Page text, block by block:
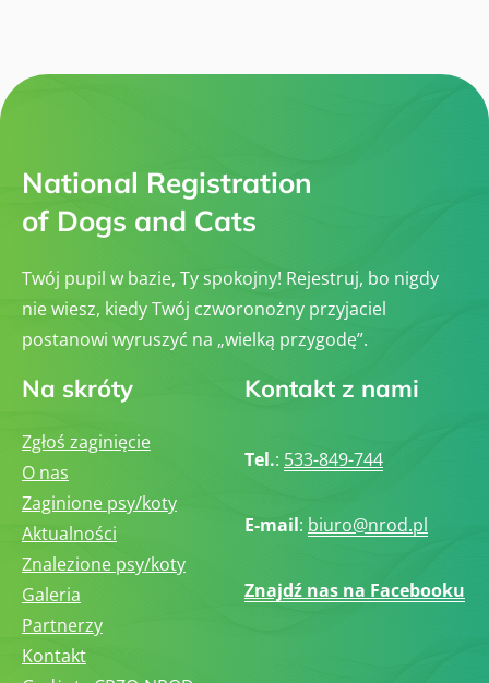
National Registration
of Dogs and Cats
Twój pupil w bazie, Ty spokojny! Rejestruj, bo nigdy
nie wiesz, kiedy Twój czworonożny przyjaciel
postanowi wyruszyć na „wielką przygodę”.
Na skróty
Zgłoś zaginięcie
O nas
Zaginione psy/koty
Aktualności
Znalezione psy/koty
Galeria
Partnerzy
Kontakt
Kontakt z nami
Tel.: 533-849-744
E-mail: biuro@nrod.pl
Znajdź nas na Facebooku